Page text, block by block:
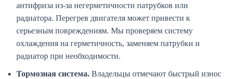
антифриза из-за негерметичности патрубков или
радиатора. Перегрев двигателя может привести к
серьезным повреждениям. Мы проверяем систему
охлаждения на герметичность, заменяем патрубки и
радиатор при необходимости.
Тормозная система. Владельцы отмечают быстрый износ